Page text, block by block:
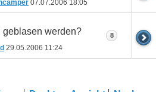
07.07.2006 18:05
geblasen werden?
29.05.2006 11:24
8